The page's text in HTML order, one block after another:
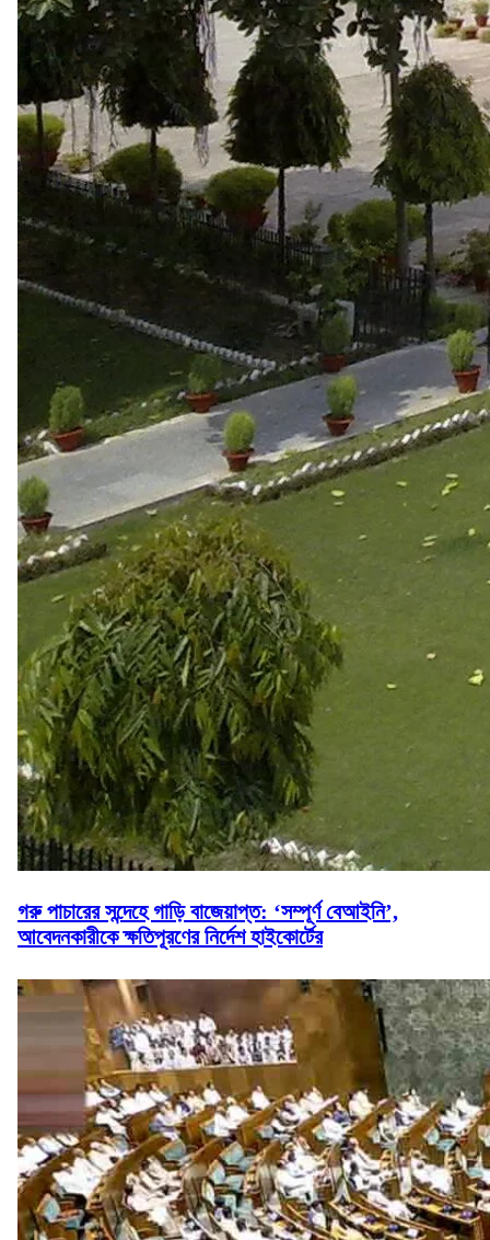
গরু পাচারের সন্দেহে গাড়ি বাজেয়াপ্ত: ‘সম্পূর্ণ বেআইনি’,
আবেদনকারীকে ক্ষতিপূরণের নির্দেশ হাইকোর্টের